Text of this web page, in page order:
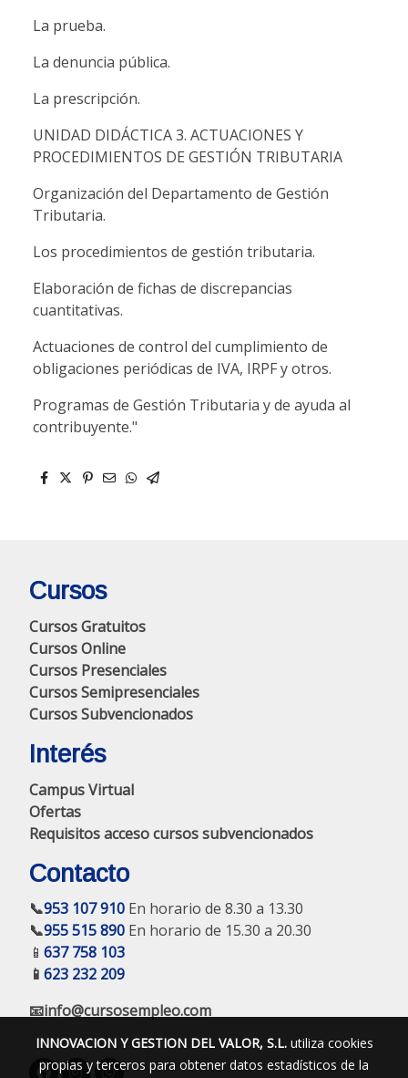
La prueba.
La denuncia pública.
La prescripción.
UNIDAD DIDÁCTICA 3. ACTUACIONES Y
PROCEDIMIENTOS DE GESTIÓN TRIBUTARIA
Organización del Departamento de Gestión
Tributaria.
Los procedimientos de gestión tributaria.
Elaboración de fichas de discrepancias
cuantitativas.
Actuaciones de control del cumplimiento de
obligaciones periódicas de IVA, IRPF y otros.
Programas de Gestión Tributaria y de ayuda al
contribuyente."
Cursos
Cursos Gratuitos
Cursos Online
Cursos Presenciales
Cursos Semipresenciales
Cursos Subvencionados
Interés
Campus Virtual
Ofertas
Requisitos acceso cursos subvencionados
Contacto
📞953 107 910 En horario de 8.30 a 13.30
📞955 515 890 En horario de 15.30 a 20.30
📱 637 758 103
📱 623 232 209
📧info@cursosempleo.com
INNOVACION Y GESTION DEL VALOR, S.L.utiliza cookies
propias y terceros para obtener datos estadísticos de la